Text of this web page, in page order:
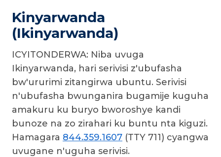
Kinyarwanda
(Ikinyarwanda)
ICYITONDERWA: Niba uvuga
Ikinyarwanda, hari serivisi z'ubufasha
bw'ururimi zitangirwa ubuntu. Serivisi
n'ubufasha bwunganira bugamije kuguha
amakuru ku buryo bworoshye kandi
bunoze na zo zirahari ku buntu nta kiguzi.
Hamagara 844.359.1607 (TTY 711) cyangwa
uvugane n'uguha serivisi.